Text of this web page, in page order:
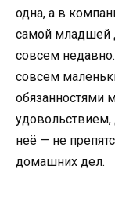
одна, а в
самой младшей
совсем
совсем
обязанностями
удовольствием,
неё — не
домашних дел.